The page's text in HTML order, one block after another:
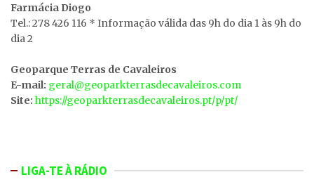
Farmácia Diogo
Tel.: 278 426 116 * Informação válida das 9h do dia 1 às 9h do
dia 2
Geoparque Terras de Cavaleiros
E-mail: geral@geoparkterrasdecavaleiros.com
Site: https://geoparkterrasdecavaleiros.pt/p/pt/
LIGA-TE À RÁDIO